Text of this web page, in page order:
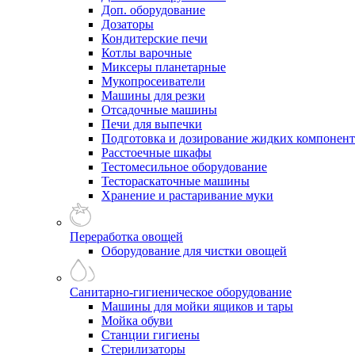
Доп. оборудование
Дозаторы
Кондитерские печи
Котлы варочные
Миксеры планетарные
Мукопросеиватели
Машины для резки
Отсадочные машины
Печи для выпечки
Подготовка и дозирование жидких
Расстоечные шкафы
Тестомесильное оборудование
Тестораскаточные машины
Хранение и растаривание муки
Переработка овощей
Оборудование для чистки овощей
Санитарно-гигиеническое оборудование
Машины для мойки ящиков и тары
Мойка обуви
Станции гигиены
Стерилизаторы